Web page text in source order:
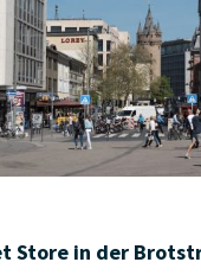
Store in der